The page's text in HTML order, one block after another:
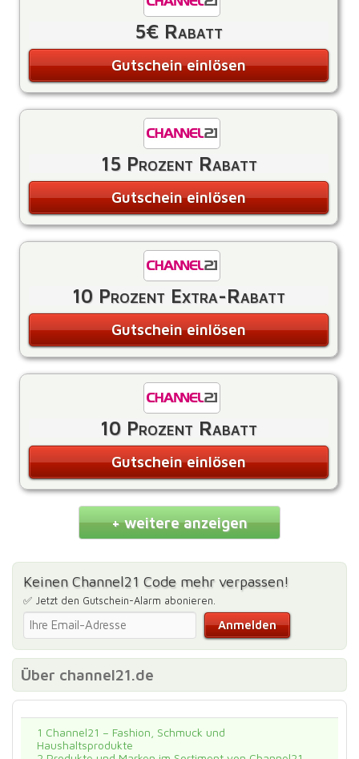
5€ Rabatt
Gutschein einlösen
15 Prozent Rabatt
Gutschein einlösen
10 Prozent Extra-Rabatt
Gutschein einlösen
10 Prozent Rabatt
Gutschein einlösen
+ weitere anzeigen
Keinen Channel21 Code mehr verpassen!
✅ Jetzt den Gutschein-Alarm abonieren.
Über channel21.de
1 Channel21 – Fashion, Schmuck und
Haushaltsprodukte